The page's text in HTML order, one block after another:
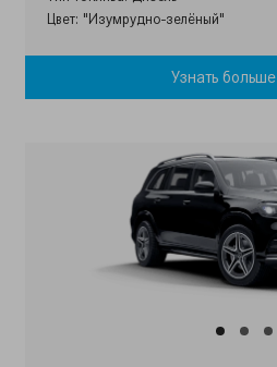
Цвет: "Изумрудно-зелёный"
Узнать больше